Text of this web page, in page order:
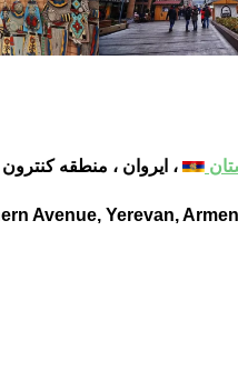
، ایروان ، منطقه کنترون
Avenue, Yerevan,